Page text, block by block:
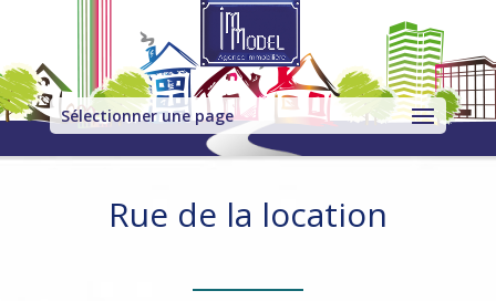
Sélectionner une page
Rue de la location